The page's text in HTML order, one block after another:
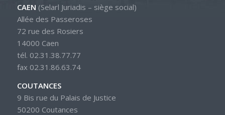
CAEN (Selarl Juriadis – siège social)
Allée des Passeroses
72 rue des Rosiers
14000 Caen
tél. 02.31.38.77.77
fax 02.31.86.63.74
COUTANCES
9 Bis rue du Palais de Justice
50200 Coutances